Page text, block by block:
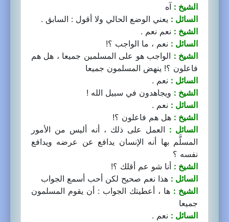
الشيخ : آه
السائل : يعني الوضع الحالي ولا أقول : السابق .
الشيخ : نعم نعم .
السائل : نعم ، ما الواجب ؟!
الشيخ : الواجب هو على المسلمين جميعا ، هل هم
فاعلون ؟! ينهض المسلمون جميعا
السائل : نعم .
الشيخ : ويجاهدون في سبيل الله !
السائل : نعم .
الشيخ : هل هم فاعلون ؟!
السائل : العمل على ذلك ، أنه أليس من الأمور
المسلَّم بها أنه الإنسان يدافع عن عرضه ويدافع
نفسه ؟
الشيخ : أنا شو عم أقلك ؟!
السائل : هذا نعم صحيح لكن أحب أسمع الجواب
الشيخ : ها ، أعطيتك الجواب : أن يقوم المسلمون
جميعا
السائل : نعم .